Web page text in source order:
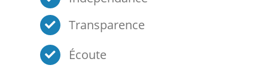
Transparence
Écoute